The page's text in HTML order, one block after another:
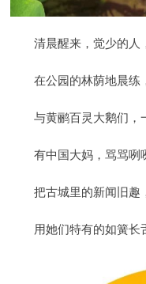
清晨醒来，觉少的人
在公园的林荫地晨练
与黄鹂百灵大鹅们，
有中国大妈，骂骂咧
把古城里的新闻旧趣
用她们特有的如簧长